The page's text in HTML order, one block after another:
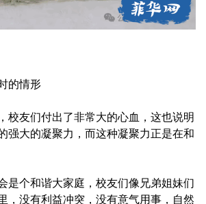
的情形
校友们付出了非常大的心血，这也说明
强大的凝聚力，而这种凝聚力正是在和
是个和谐大家庭，校友们像兄弟姐妹们
，没有利益冲突，没有意气用事，自然